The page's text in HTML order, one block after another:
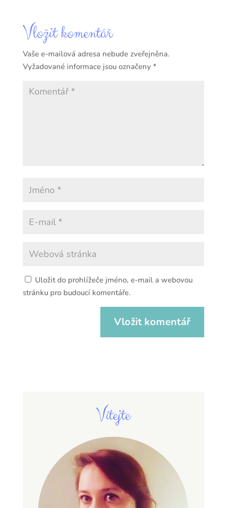
Vložit komentář
Vaše e-mailová adresa nebude zveřejněna.
Vyžadované informace jsou označeny *
Uložit do prohlížeče jméno, e-mail a webovou
stránku pro budoucí komentáře.
Vítejte